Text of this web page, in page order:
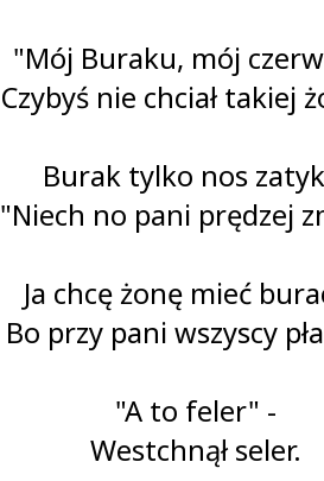
"Mój Buraku, mój
Czybyś nie chciał takiej
Burak tylko nos
"Niech no pani prędzej
Ja chcę żonę mieć
Bo przy pani wszyscy
"A to feler" -
Westchnął seler.